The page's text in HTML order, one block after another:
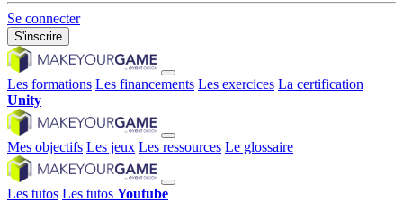
Se connecter
S'inscrire
Les formations Les financements Les exercices La certification
Unity
Mes objectifs Les jeux Les ressources Le glossaire
Les tutos Les tutos Youtube